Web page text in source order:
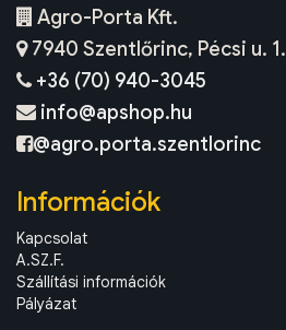
Agro-Porta Kft.
7940 Szentlőrinc, Pécsi u. 1.
+36 (70) 940-3045
info@apshop.hu
@agro.porta.szentlorinc
Információk
Kapcsolat
A.SZ.F.
Szállítási információk
Pályázat